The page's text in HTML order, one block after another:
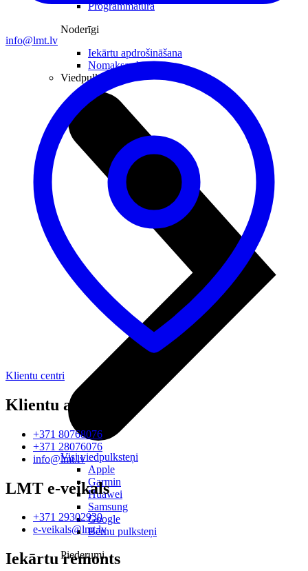
Programmatūra
Noderīgi
Iekārtu apdrošināšana
Nomaksas līgums
Viedpulksteņi
Visi viedpulksteņi
Apple
Garmin
Huawei
Samsung
Google
Bērnu pulksteņi
Piederumi
info@lmt.lv
Klientu centri
Klientu atbalsts
+371 80768076
+371 28076076
info@lmt.lv
LMT e-veikals
+371 29302930
e-veikals@lmt.lv
Iekārtu remonts